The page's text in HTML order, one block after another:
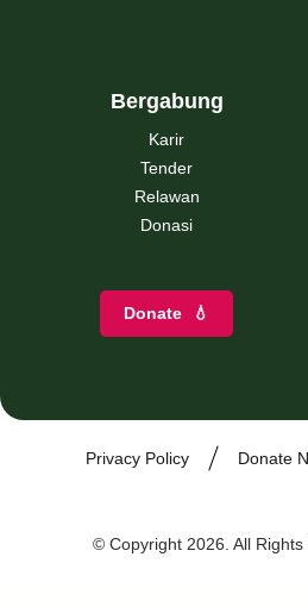
Bergabung
Karir
Tender
Relawan
Donasi
Donate 💧
Privacy Policy Donate
© Copyright 2026. All Rights